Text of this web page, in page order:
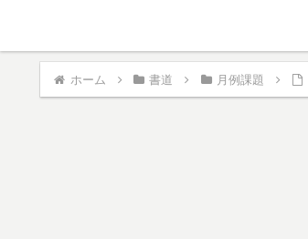
ホーム 書道 月例課題